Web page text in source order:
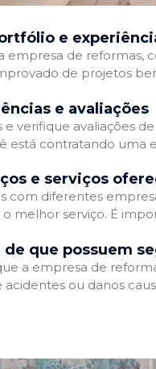
e
empresa de reformas,
de projetos
e avaliações
e verifique avaliações
está contratando
e serviços
com diferentes
melhor serviço. É
que possuem
a empresa de
acidentes ou danos